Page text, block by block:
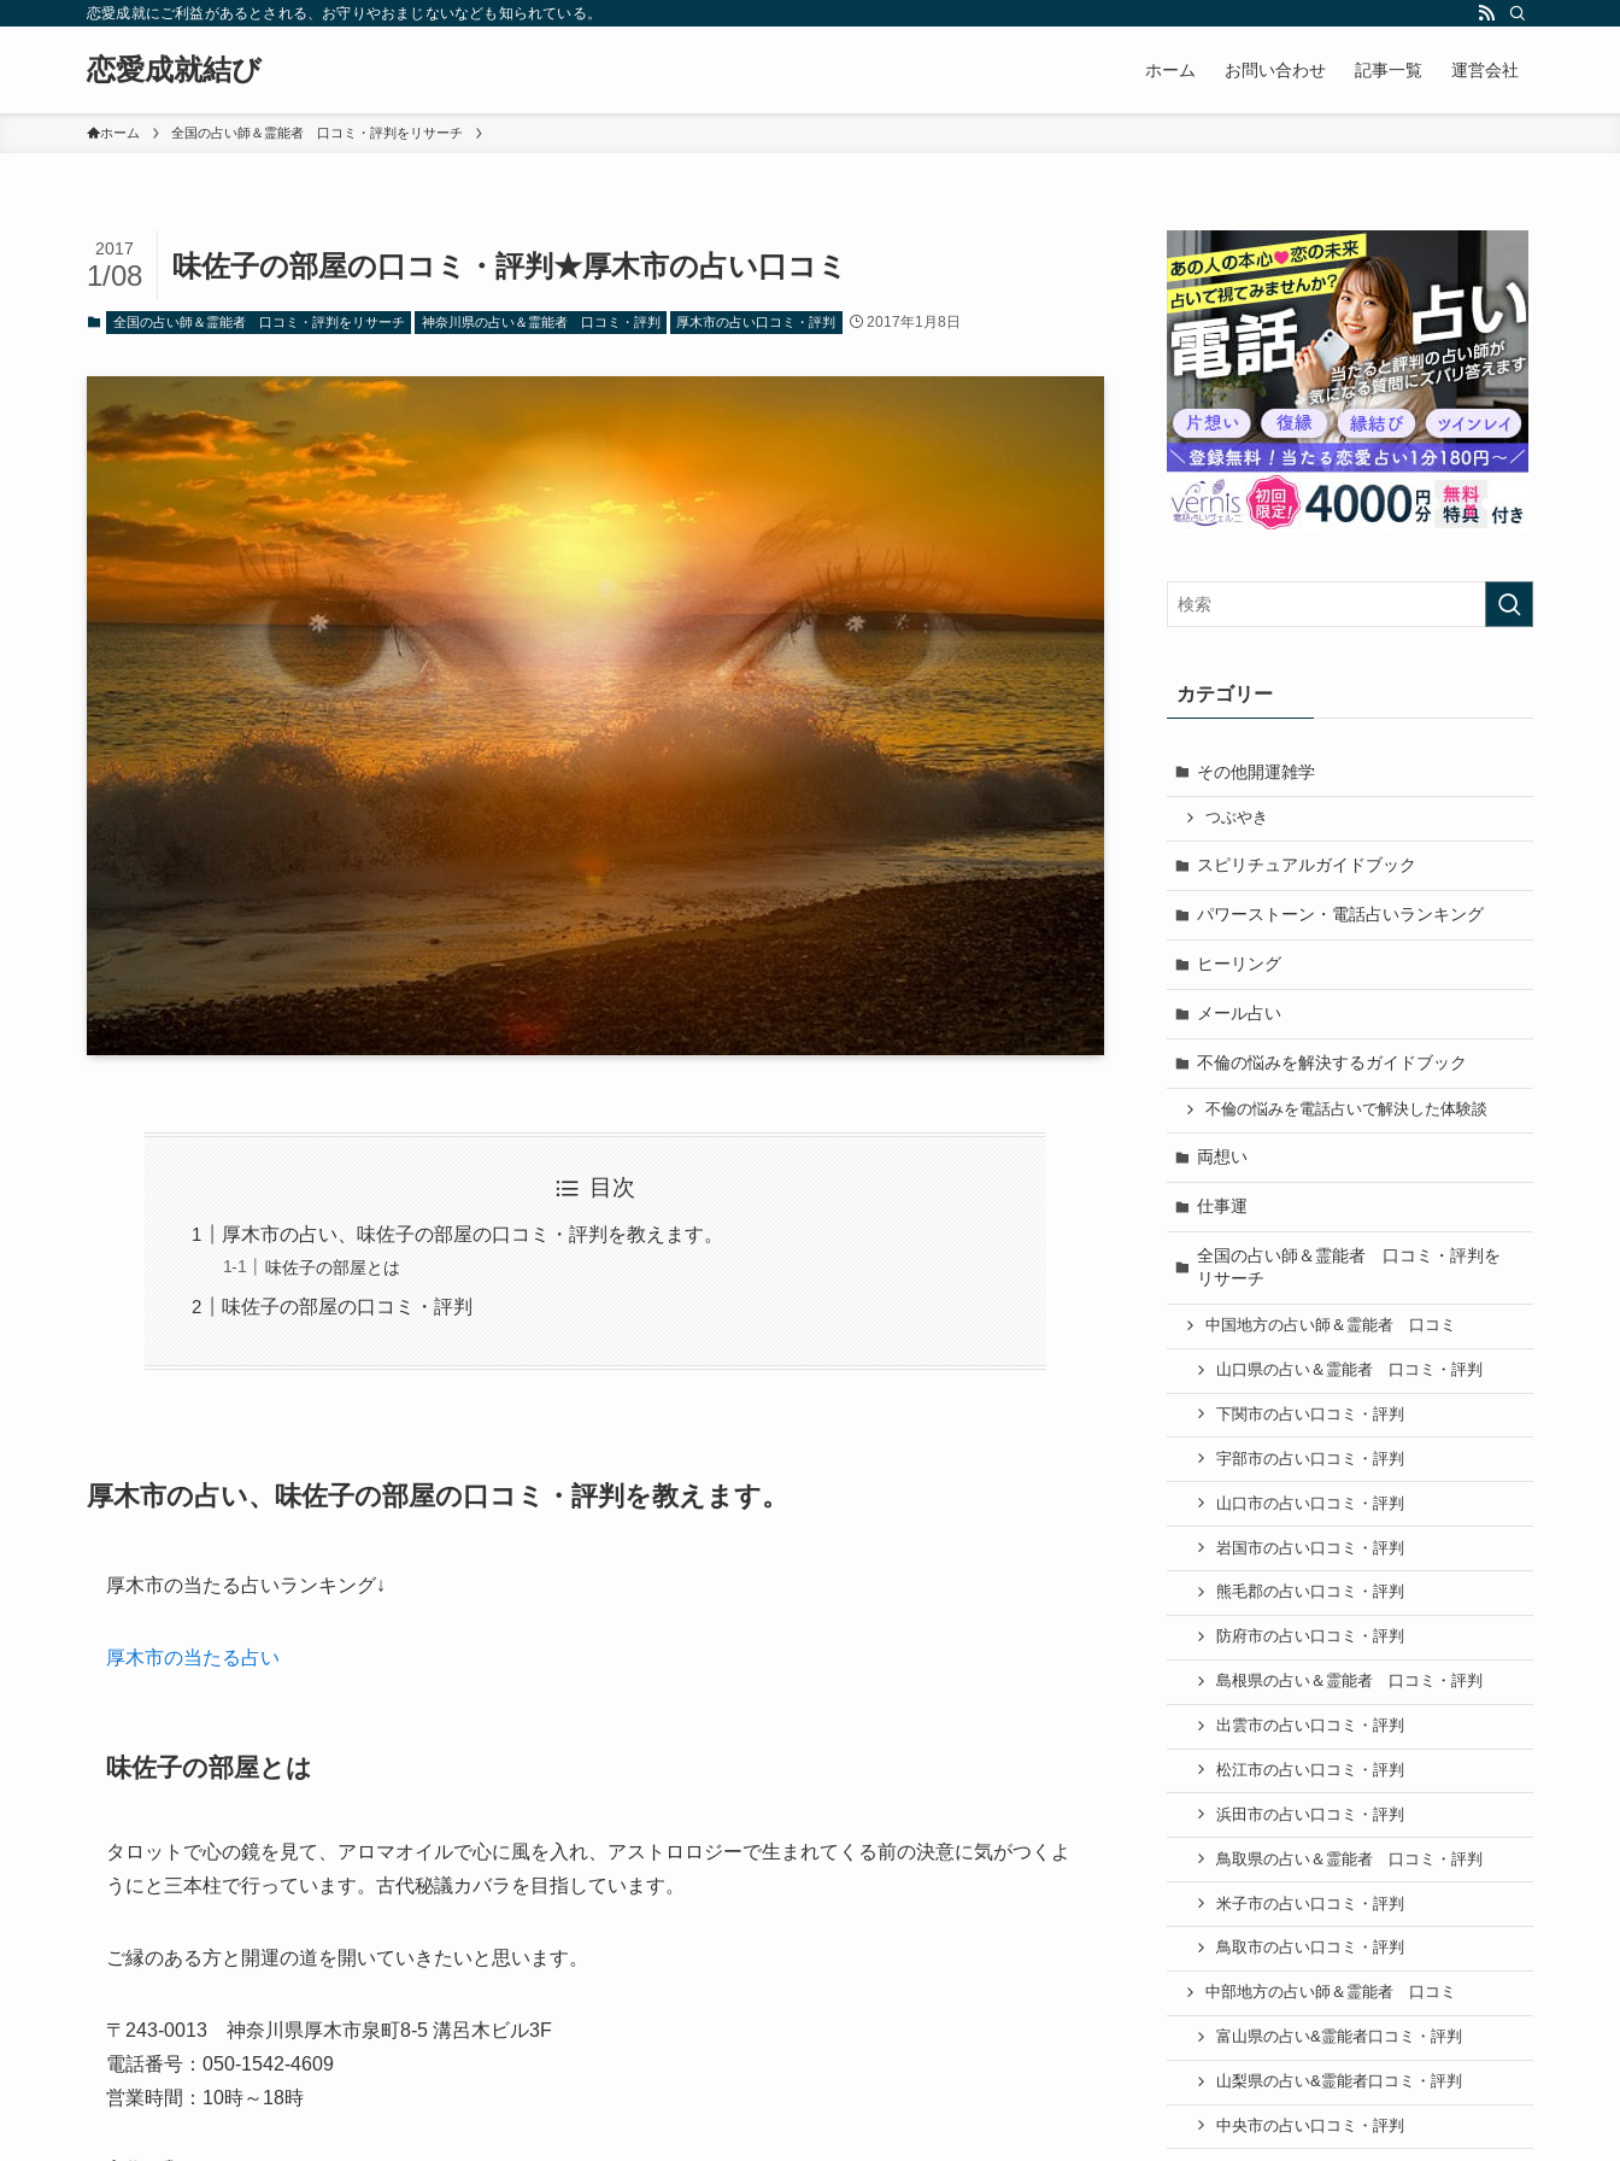
恋愛成就にご利益があるとされる、お守りやおまじないなども知られている。
恋愛成就結び ホーム お問い合わせ 記事一覧 運営会社
ホーム 全国の占い師＆霊能者 口コミ・評判をリサーチ
味佐子の部屋の口コミ・評判★厚木市の占い口コミ
2017
1/08
全国の占い師＆霊能者 口コミ・評判をリサーチ 神奈川県の占い＆霊能者 口コミ・評判 厚木市の占い口コミ・評判 2017年1月8日
目次
厚木市の占い、味佐子の部屋の口コミ・評判を教えます。
味佐子の部屋とは
味佐子の部屋の口コミ・評判
厚木市の占い、味佐子の部屋の口コミ・評判を教えます。
厚木市の当たる占いランキング↓
厚木市の当たる占い
味佐子の部屋とは
タロットで心の鏡を見て、アロマオイルで心に風を入れ、アストロロジーで生まれてくる前の決意に気がつくよ
うにと三本柱で行っています。古代秘議カバラを目指しています。
ご縁のある方と開運の道を開いていきたいと思います。
〒243-0013 神奈川県厚木市泉町8-5 溝呂木ビル3F
電話番号：050-1542-4609
営業時間：10時～18時
カテゴリー
その他開運雑学
つぶやき
スピリチュアルガイドブック
パワーストーン・電話占いランキング
ヒーリング
メール占い
不倫の悩みを解決するガイドブック
不倫の悩みを電話占いで解決した体験談
両想い
仕事運
全国の占い師＆霊能者 口コミ・評判を
リサーチ
中国地方の占い師＆霊能者 口コミ
山口県の占い＆霊能者 口コミ・評判
下関市の占い口コミ・評判
宇部市の占い口コミ・評判
山口市の占い口コミ・評判
岩国市の占い口コミ・評判
熊毛郡の占い口コミ・評判
防府市の占い口コミ・評判
島根県の占い＆霊能者 口コミ・評判
出雲市の占い口コミ・評判
松江市の占い口コミ・評判
浜田市の占い口コミ・評判
鳥取県の占い＆霊能者 口コミ・評判
米子市の占い口コミ・評判
鳥取市の占い口コミ・評判
中部地方の占い師＆霊能者 口コミ
富山県の占い&霊能者口コミ・評判
山梨県の占い&霊能者口コミ・評判
中央市の占い口コミ・評判